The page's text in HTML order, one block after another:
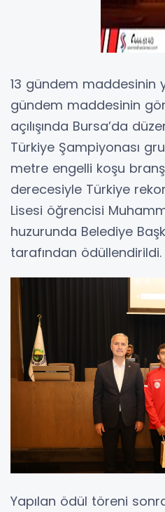
13 gündem maddesinin
gündem maddesinin
açılışında Bursa’da
Türkiye Şampiyonası
metre engelli koşu
derecesiyle Türkiye
Lisesi öğrencisi
huzurunda Belediye
tarafından ödüllendirildi.
Yapılan ödül töreni